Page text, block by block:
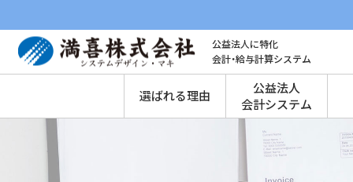
公益法人に特化
会計・給与計算システム
選ばれる理由
公益法人
会計システム